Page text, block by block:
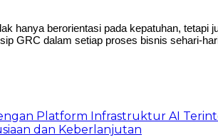
hanya berorientasi pada kepatuhan, tetapi
GRC dalam setiap proses bisnis sehari-
Platform Infrastruktur AI
dan Keberlanjutan